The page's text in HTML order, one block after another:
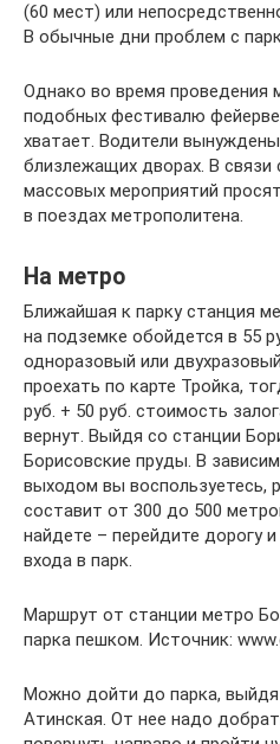
(60 мест) или
В обычные дни проблем с
Однако во время проведения
подобных фестивалю
хватает. Водители
близлежащих дворах. В связи
массовых мероприятий
в поездах метрополитена.
На метро
Ближайшая к парку станция
на подземке обойдется в 55
одноразовый или
проехать по карте Тройка,
руб. + 50 руб. стоимость
вернут. Выйдя со станции
Борисовские пруды. В
выходом вы воспользуетесь,
составит от 300 до 500
найдете – перейдите дорогу
входа в парк.
Маршрут от станции метро
парка пешком. Источник:
Можно дойти до парка,
Атинская. От нее надо